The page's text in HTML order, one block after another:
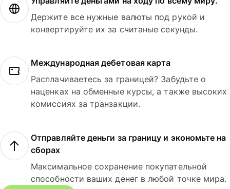
Держите все нужные валюты под рукой и
конвертируйте их за считаные секунды.
Международная дебетовая карта
Расплачиваетесь за границей? Забудьте о
наценках на обменные курсы, а также высоких
комиссиях за транзакции.
Отправляйте деньги за границу и экономьте на
сборах
Максимальное сохранение покупательной
способности ваших денег в любой точке мира.